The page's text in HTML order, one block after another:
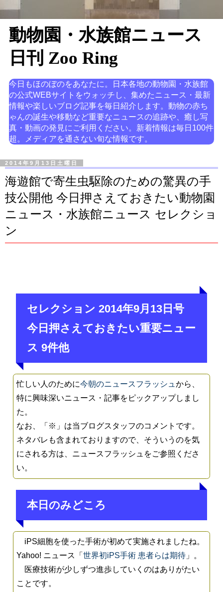
動物園・水族館ニュース
日刊 Zoo Ring
今日もほのぼのをあなたに。日本各地の動物園・水族館
の公式WEBサイトをウォッチし、集めたニュース・最新
情報や楽しいブログ記事を毎日紹介します。動物の赤ち
ゃんの誕生や移動など重要なニュースの追跡や、癒し写
真・動画の発見にご利用ください。新着情報は毎日100件
超。メディアを通さない旬な情報です。
2014年9月13日土曜日
海遊館で寄生虫駆除のための驚異の手
技公開他 今日押さえておきたい動物園
ニュース・水族館ニュース セレクショ
ン
セレクション 2014年9月13日号
今日押さえておきたい重要ニュー
ス 9件他
忙しい人のために今朝のニュースフラッシュから、
特に興味深いニュース・記事をピックアップしまし
た。
なお、「※」は当ブログスタッフのコメントです。
ネタバレも含まれておりますので、そういうのを気
にされる方は、ニュースフラッシュをご参照くださ
い。
本日のみどころ
iPS細胞を使った手術が初めて実施されましたね。
Yahoo! ニュース「世界初iPS手術 患者らは期待 」。
医療技術が少しずつ進歩していくのはありがたい
ことです。